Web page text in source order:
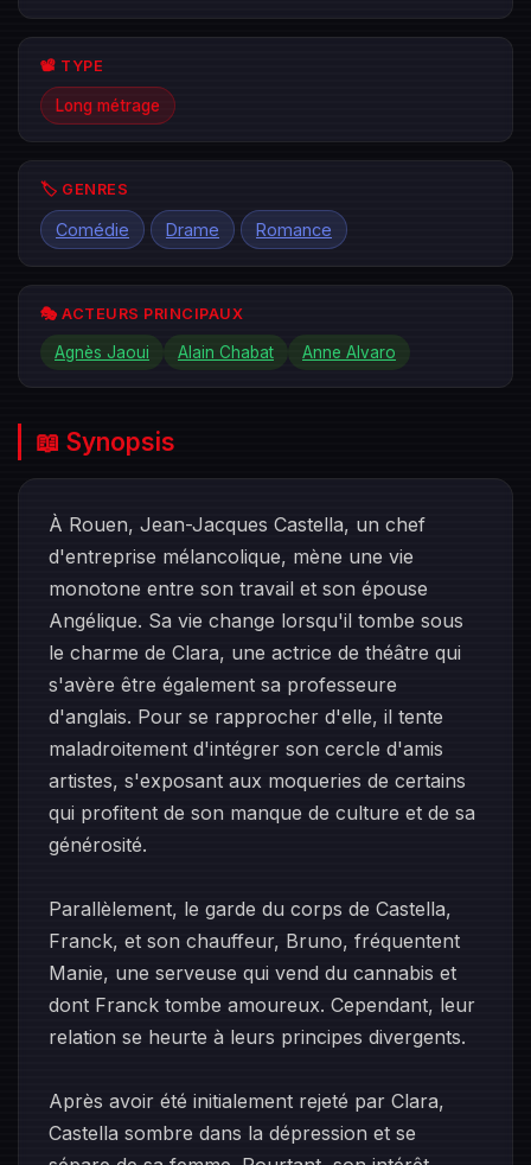
📽️ TYPE
Long métrage
🏷️ GENRES
Comédie Drame Romance
🎭 ACTEURS PRINCIPAUX
Agnès Jaoui Alain Chabat Anne Alvaro
📖 Synopsis
À Rouen, Jean-Jacques Castella, un chef
d'entreprise mélancolique, mène une vie
monotone entre son travail et son épouse
Angélique. Sa vie change lorsqu'il tombe sous
le charme de Clara, une actrice de théâtre qui
s'avère être également sa professeure
d'anglais. Pour se rapprocher d'elle, il tente
maladroitement d'intégrer son cercle d'amis
artistes, s'exposant aux moqueries de certains
qui profitent de son manque de culture et de sa
générosité.
Parallèlement, le garde du corps de Castella,
Franck, et son chauffeur, Bruno, fréquentent
Manie, une serveuse qui vend du cannabis et
dont Franck tombe amoureux. Cependant, leur
relation se heurte à leurs principes divergents.
Après avoir été initialement rejeté par Clara,
Castella sombre dans la dépression et se